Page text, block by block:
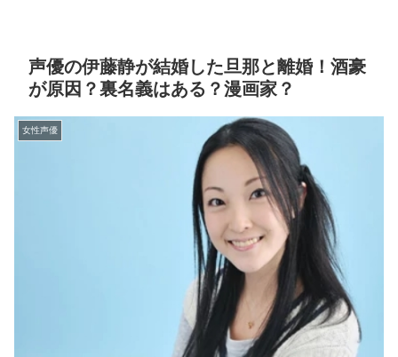
声優の伊藤静が結婚した旦那と離婚！酒豪
が原因？裏名義はある？漫画家？
女性声優